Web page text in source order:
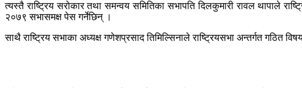
त्यस्तै राष्ट्रिय सरोकार तथा समन्वय समितिका सभापति दिलकुमारी रावल थापाले
२०७९ सभासमक्ष पेस गर्नेछिन् ।
साथै राष्ट्रिय सभाका अध्यक्ष गणेशप्रसाद तिमिल्सिनाले राष्ट्रियसभा अन्तर्गत गठित